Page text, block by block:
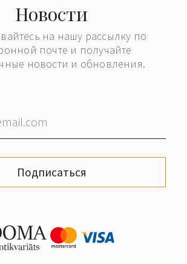
Новости
на нашу рассылку по
почте и получайте
новости и обновления.
Подписаться